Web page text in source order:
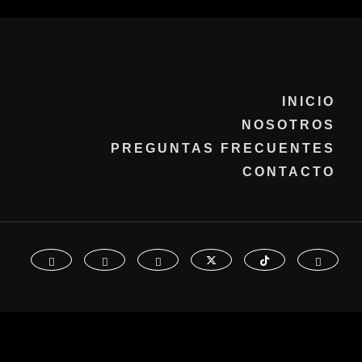
INICIO
NOSOTROS
PREGUNTAS FRECUENTES
CONTACTO